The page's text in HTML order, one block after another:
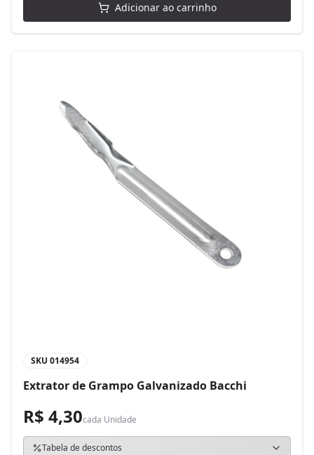
Adicionar ao carrinho
SKU 014954
Extrator de Grampo Galvanizado Bacchi
R$ 4,30cada Unidade
Tabela de descontos